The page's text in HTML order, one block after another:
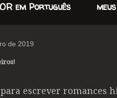
em Português
de 2019
escrever romances